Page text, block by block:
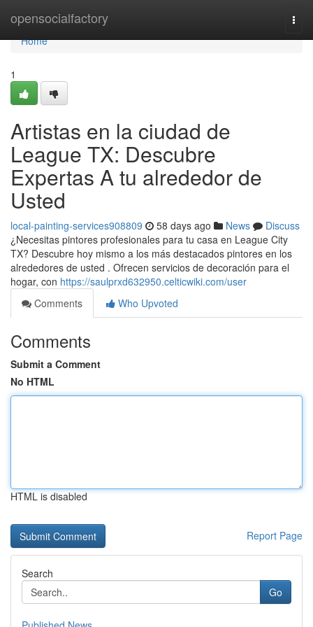
opensocialfactory
Home
Home
1
Artistas en la ciudad de
League TX: Descubre
Expertas A tu alrededor de
Usted
local-painting-services908809 58 days ago News
Discuss
¿Necesitas pintores profesionales para tu casa en League City
TX? Descubre hoy mismo a los más destacados pintores en los
alrededores de usted . Ofrecen servicios de decoración para el
hogar, con https://saulprxd632950.celticwiki.com/user
Comments
Who Upvoted
Comments
Submit a Comment
No HTML
HTML is disabled
Report Page
Search
Go